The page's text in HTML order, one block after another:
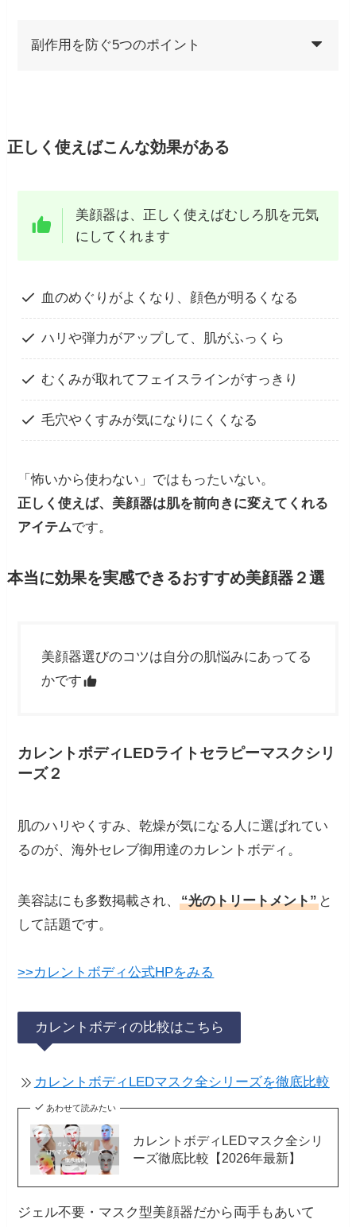
副作用を防ぐ5つのポイント
正しく使えばこんな効果がある
美顔器は、正しく使えばむしろ肌を元気
にしてくれます
血のめぐりがよくなり、顔色が明るくなる
ハリや弾力がアップして、肌がふっくら
むくみが取れてフェイスラインがすっきり
毛穴やくすみが気になりにくくなる
「怖いから使わない」ではもったいない。
正しく使えば、美顔器は肌を前向きに変えてくれる
アイテムです。
本当に効果を実感できるおすすめ美顔器２選
美顔器選びのコツは自分の肌悩みにあってる
かです
カレントボディLEDライトセラピーマスクシリ
ーズ２
肌のハリやくすみ、乾燥が気になる人に選ばれてい
るのが、海外セレブ御用達のカレントボディ。
美容誌にも多数掲載され、“光のトリートメント” と
して話題です。
>>カレントボディ公式HPをみる
カレントボディの比較はこちら
カレントボディLEDマスク全シリーズを徹底比較
あわせて読みたい
カレントボディLEDマスク全シリ
ーズ徹底比較【2026年最新】
ジェル不要・マスク型美顔器だから両手もあいて